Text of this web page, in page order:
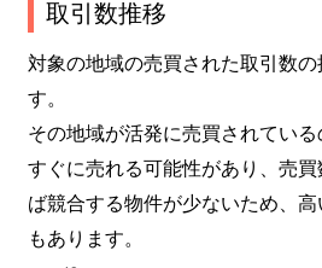
取引数推移
対象の地域の売買された取引数
す。
その地域が活発に売買されてい
すぐに売れる可能性があり、売
ば競合する物件が少ないため、
もあります。